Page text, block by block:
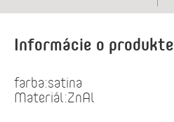
Informácie o produkte
farba:satina
Materiál:ZnAl